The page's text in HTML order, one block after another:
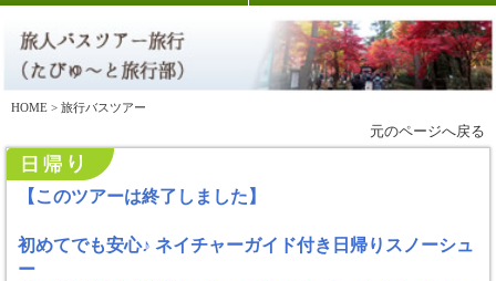
HOME > 旅行バスツアー
元のページへ戻る
【このツアーは終了しました】
初めてでも安心♪ ネイチャーガイド付き日帰りスノーシュ
ー